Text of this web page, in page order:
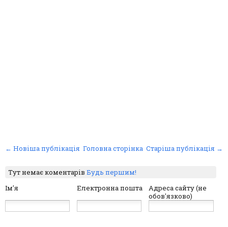
← Новіша публікація Старіша публікація →
Головна сторінка
Тут немає коментарівБудь першим!
Ім'я
Електронна пошта
Адреса сайту (не
обов'язково)